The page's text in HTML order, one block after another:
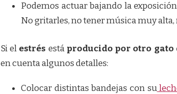
Podemos actuar bajando la
No gritarles, no tener música muy
Si el estrés está producido por otro
en cuenta algunos detalles:
Colocar distintas bandejas con su